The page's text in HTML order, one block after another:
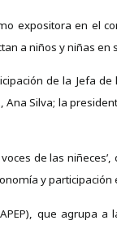
expositora en el
a niños y niñas en
de la Jefa de
Silva; la
de las
y participación
que agrupa